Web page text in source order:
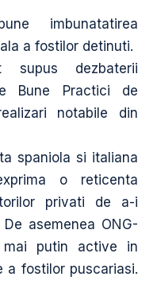
imbunatatirea
a fostilor detinuti.
dezbaterii
Bune Practici de
notabile din
spaniola si italiana
o reticenta
privati de a-i
asemenea ONG-
putin active in
a fostilor puscariasi.